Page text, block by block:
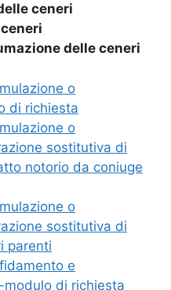
ceneri
delle ceneri
o
di richiesta
o
sostitutiva di
notorio da coniuge
o
sostitutiva di
parenti
e
di richiesta